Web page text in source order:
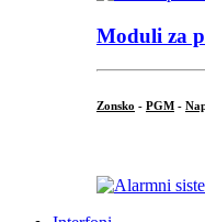
Moduli za
Zonsko - PGM -